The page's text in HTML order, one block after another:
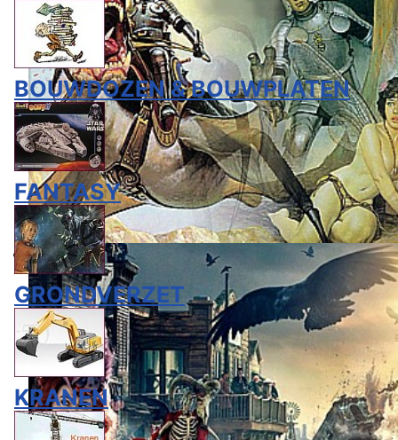
BOUWDOZEN & BOUWPLATEN
FANTASY
GRONDVERZET
KRANEN